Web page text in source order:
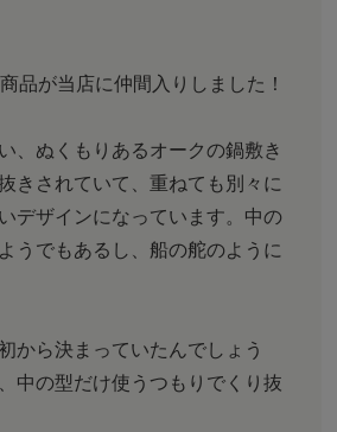
品が当店に仲間入りしました！
、ぬくもりあるオークの鍋敷き
きされていて、重ねても別々に
デザインになっています。中の
うでもあるし、船の舵のように
から決まっていたんでしょう
中の型だけ使うつもりでくり抜